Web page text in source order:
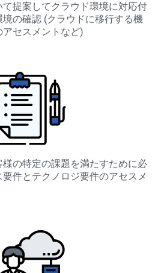
提案してクラウド環境に対応付
の確認 (クラウドに移行する機
セスメントなど)
様の特定の課題を満たすために必
件とテクノロジ要件のアセスメ